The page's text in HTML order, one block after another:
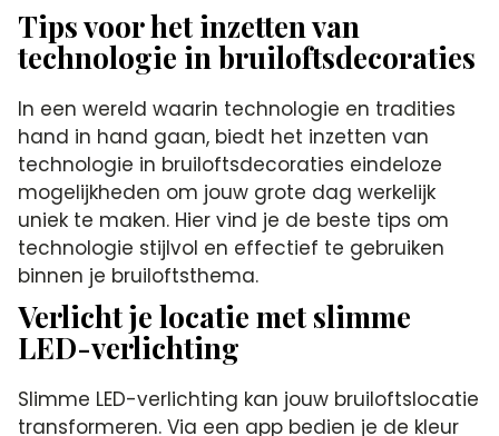
Tips voor het inzetten van
technologie in bruiloftsdecoraties
In een wereld waarin technologie en tradities
hand in hand gaan, biedt het inzetten van
technologie in bruiloftsdecoraties eindeloze
mogelijkheden om jouw grote dag werkelijk
uniek te maken. Hier vind je de beste tips om
technologie stijlvol en effectief te gebruiken
binnen je bruiloftsthema.
Verlicht je locatie met slimme
LED-verlichting
Slimme LED-verlichting kan jouw bruiloftslocatie
transformeren. Via een app bedien je de kleur